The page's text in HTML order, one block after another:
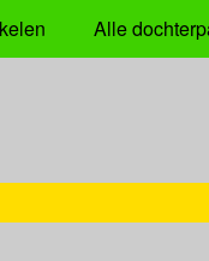
Alle